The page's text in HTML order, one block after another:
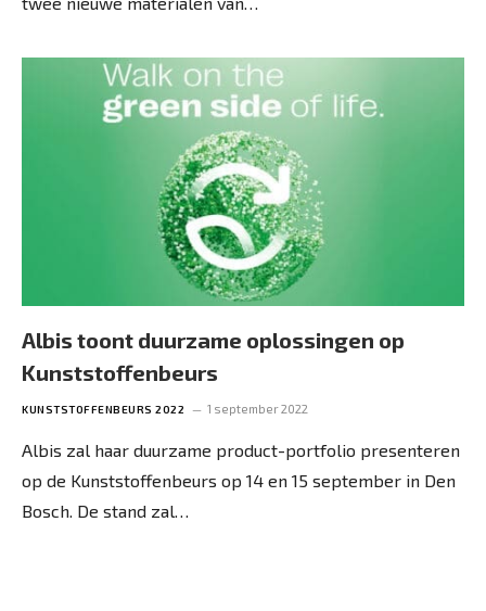
Albis toont duurzame oplossingen op
Kunststoffenbeurs
KUNSTSTOFFENBEURS 2022 1 september 2022
Albis zal haar duurzame product-portfolio presenteren
op de Kunststoffenbeurs op 14 en 15 september in Den
Bosch. De stand zal…